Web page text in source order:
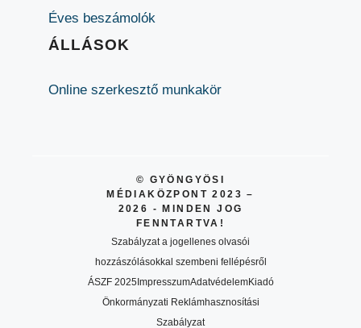
Éves beszámolók
ÁLLÁSOK
Online szerkesztő munkakör
© GYÖNGYÖSI
MÉDIAKÖZPONT 2023 –
2026 - MINDEN JOG
FENNTARTVA!
Szabályzat a jogellenes olvasói
hozzászólásokkal szembeni fellépésről
ÁSZF 2025ImpresszumAdatvédelemKiadó
Önkormányzati Reklámhasznosítási
Szabályzat